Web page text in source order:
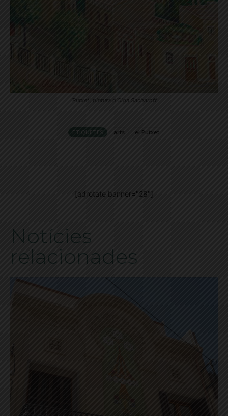
‘Putxet’, pintura d’Olga Sacharoff
ETIQUETES arts el Putxet
[adrotate banner="28"]
Notícies
relacionades